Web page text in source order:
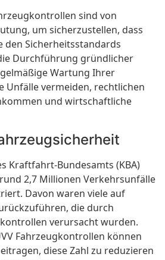
sind von
um sicherzustellen, dass
den Sicherheitsstandards
Durchführung gründlicher
Wartung Ihrer
Unfälle vermeiden, rechtlichen
und wirtschaftliche
Kraftfahrt-Bundesamts (KBA)
2,7 Millionen Verkehrsunfälle
Davon waren viele auf
die durch
verursacht wurden.
Fahrzeugkontrollen können
diese Zahl zu reduzieren